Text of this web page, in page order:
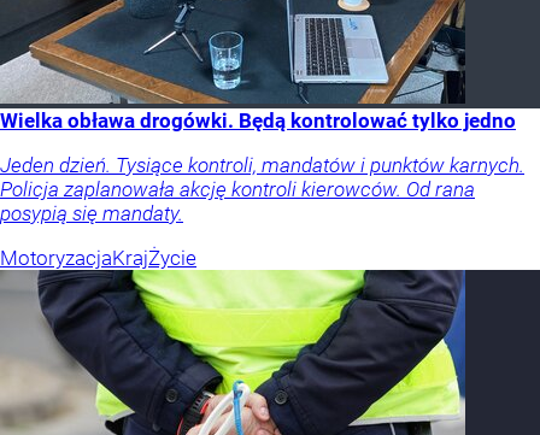
Wielka obława drogówki. Będą kontrolować tylko jedno
Jeden dzień. Tysiące kontroli, mandatów i punktów karnych.
Policja zaplanowała akcję kontroli kierowców. Od rana
posypią się mandaty.
MotoryzacjaKrajŻycie